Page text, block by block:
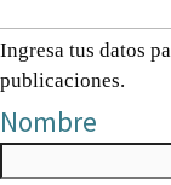
Ingresa tus datos
publicaciones.
Nombre